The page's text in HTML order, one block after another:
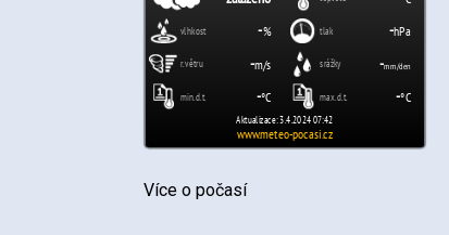
Více o počasí